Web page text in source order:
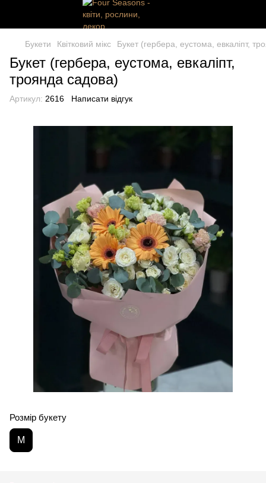
Букети Квітковий мікс Букет (гербера, еустома, евкаліпт,
Букет (гербера, еустома, евкаліпт,
троянда садова)
Артикул: 2616 Написати відгук
Розмір букету
M